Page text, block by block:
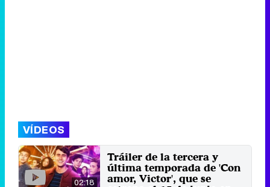
VÍDEOS
02:18
Tráiler de la tercera y
última temporada de 'Con
amor, Victor', que se